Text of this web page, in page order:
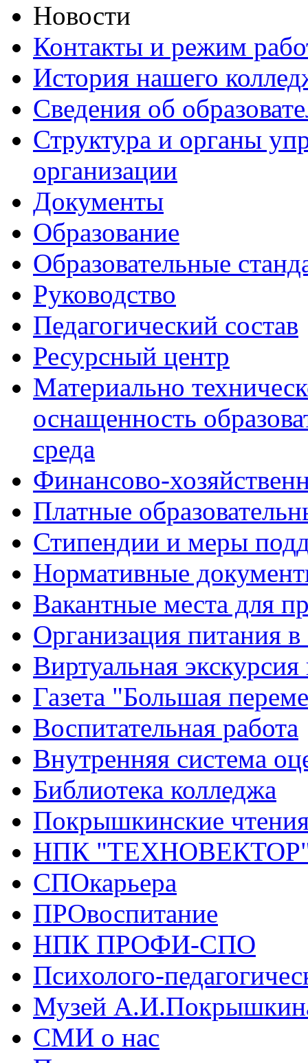
Новости
Контакты и режим
История нашего
Сведения об
Структура и органы
организации
Документы
Образование
Образовательные
Руководство
Педагогический состав
Ресурсный центр
Материально
оснащенность
среда
Финансово-
Платные
Стипендии и меры
Нормативные
Вакантные места для
Организация питания в
Виртуальная
Газета "Большая
Воспитательная работа
Внутренняя система
Библиотека колледжа
Покрышкинские
НПК
СПОкарьера
ПРОвоспитание
НПК ПРОФИ-СПО
Психолого-
Музей
СМИ о нас